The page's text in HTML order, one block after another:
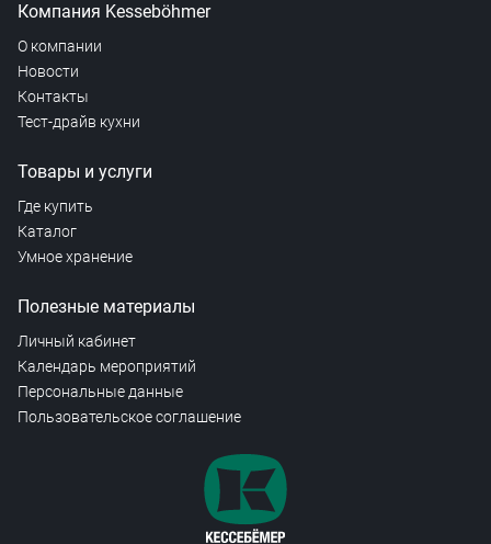
Компания Kesseböhmer
О компании
Новости
Контакты
Тест-драйв кухни
Товары и услуги
Где купить
Каталог
Умное хранение
Полезные материалы
Личный кабинет
Календарь мероприятий
Персональные данные
Пользовательское соглашение